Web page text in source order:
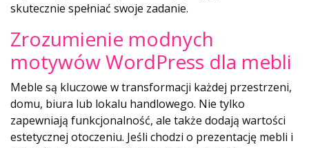
skutecznie spełniać swoje zadanie.
Zrozumienie modnych
motywów WordPress dla mebli
Meble są kluczowe w transformacji każdej przestrzeni,
domu, biura lub lokalu handlowego. Nie tylko
zapewniają funkcjonalność, ale także dodają wartości
estetycznej otoczeniu. Jeśli chodzi o prezentację mebli i